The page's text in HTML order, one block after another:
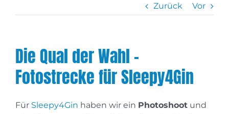
Zurück Vor
Die Qual der Wahl –
Fotostrecke für Sleepy4Gin
Für Sleepy4Gin haben wir ein Photoshoot und